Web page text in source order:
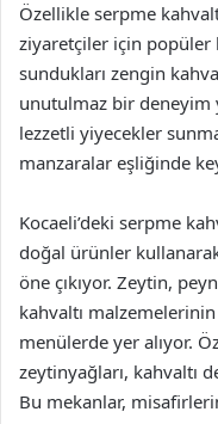
Özellikle serpme
ziyaretçiler için popüler
sundukları zengin
unutulmaz bir deneyim
lezzetli yiyecekler
manzaralar eşliğinde
Kocaeli’deki serpme
doğal ürünler kullanarak
öne çıkıyor. Zeytin,
kahvaltı
menülerde yer alıyor.
zeytinyağları, kahvaltı
Bu mekanlar,